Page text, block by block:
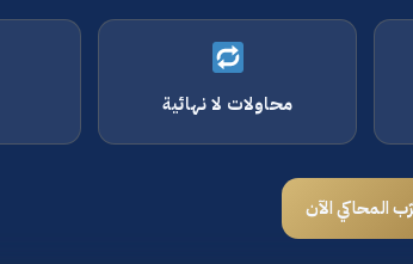
محاولات لا نهائية
المحاكي الآن